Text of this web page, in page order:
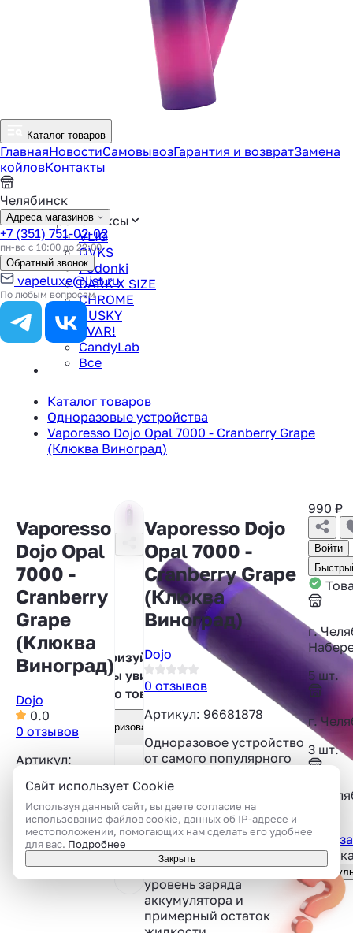
Аромамиксы
VLIQ
QVKS
Podonki
DARK X SIZE
CHROME
HUSKY
TVAR!
CandyLab
Все
Каталог товаров
ГлавнаяНовостиСамовывозГарантия и возвратЗамена
койловКонтакты
Челябинск
Адреса магазинов
+7 (351) 751-02-02
пн-вс с 10:00 до 22:00
Обратный звонок
vapeluxe@list.ru
По любым вопросам
Каталог товаров
Одноразовые устройства
Vaporesso Dojo Opal 7000 - Cranberry Grape
(Клюква Виноград)
Vaporesso
Dojo Opal
7000 -
Cranberry
Grape
(Клюква
Виноград)
Dojo
0.0
0 отзывов
Артикул:
Авторизуйтесь,
чтобы увидеть
фото товара
Авторизоваться
Vaporesso Dojo
Opal 7000 -
Cranberry Grape
(Клюква
Виноград)
Dojo
0 отзывов
Артикул: 96681878
Одноразовое устройство
от самого популярного
систем Vaporesso. Девайс
имеет отличную передачу
вкуса за счёт технологии
Dual Mesh (Два сетчатых
испарителя). Лаконичный
дисплей отображает
уровень заряда
аккумулятора и
примерный остаток
990 ₽
Войти
г.
5 шт.
г.
3 шт.
г.
Сайт использует Cookie
Используя данный сайт, вы даете согласие на
использование файлов cookie, данных об IP-адресе и
местоположении, помогающих нам сделать его удобнее
для вас. Подробнее
Закрыть